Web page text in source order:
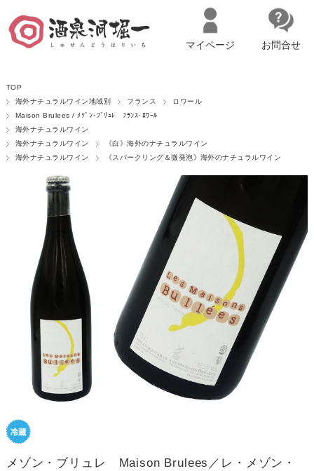
マイページ お問合せ
TOP
海外ナチュラルワイン地域別
フランス
ロワール
Maison Brulees / ﾒｿﾞﾝ･ﾌﾞﾘｭﾚ ﾌﾗﾝｽ･ﾛﾜｰﾙ
海外ナチュラルワイン
海外ナチュラルワイン
《白》海外のナチュラルワイン
海外ナチュラルワイン
《スパークリング＆微発泡》海外のナチュラルワイン
メゾン・ブリュレ Maison Brulees／レ・メゾン・